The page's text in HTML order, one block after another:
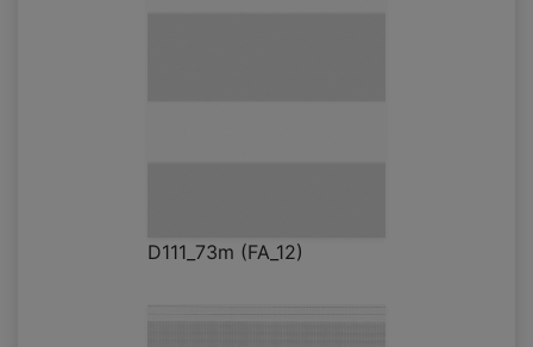
D111_73m (FA_12)